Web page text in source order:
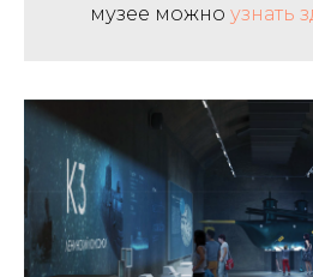
музее можно узнать